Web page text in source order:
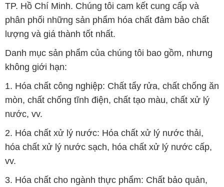
TP. Hồ Chí Minh. Chúng tôi cam kết cung cấp và
phân phối những sản phẩm hóa chất đảm bảo chất
lượng và giá thành tốt nhất.
Danh mục sản phẩm của chúng tôi bao gồm, nhưng
không giới hạn:
1. Hóa chất công nghiệp: Chất tẩy rửa, chất chống ăn
mòn, chất chống tĩnh điện, chất tạo màu, chất xử lý
nước, vv.
2. Hóa chất xử lý nước: Hóa chất xử lý nước thải,
hóa chất xử lý nước sạch, hóa chất xử lý nước cấp,
vv.
3. Hóa chất cho ngành thực phẩm: Chất bảo quản,